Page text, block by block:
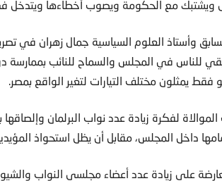
مع الحكومة ويصوب أخطاءها ويتدخل
وأستاذ العلوم السياسية جمال زهران في
للناس في المجلس والسماح للنائب بممارسة
يمثلون مختلف التيارات لتغير الواقع بمصر.
لفكرة زيادة عدد نواب البرلمان
داخل المجلس، مقابل أن يظل استحواذ
على زيادة عدد أعضاء مجلسي النواب